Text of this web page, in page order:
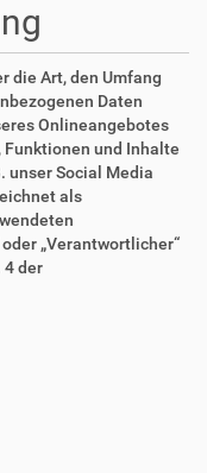
die Art, den Umfang
Daten
Onlineangebotes
und Inhalte
unser Social Media
als
„Verantwortlicher“
4 der